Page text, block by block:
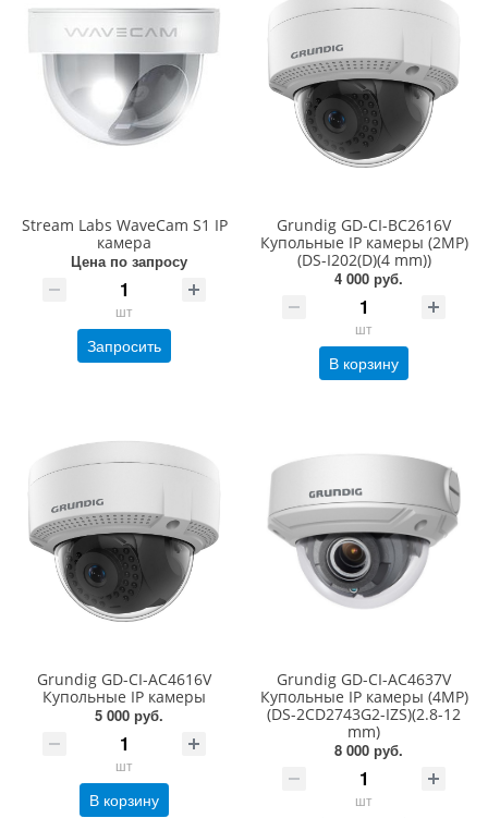
Stream Labs WaveCam S1 IP
камера
Цена по запросу
шт
Запросить
Grundig GD-CI-BC2616V
Купольные IP камеры (2MP)
(DS-I202(D)(4 mm))
4 000 руб.
шт
В корзину
Grundig GD-CI-AC4616V
Купольные IP камеры
5 000 руб.
шт
В корзину
Grundig GD-CI-AC4637V
Купольные IP камеры (4MP)
(DS-2CD2743G2-IZS)(2.8-12
mm)
8 000 руб.
шт